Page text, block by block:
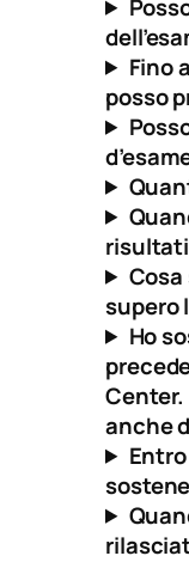
Fino
posso
risultati
supero
Ho
Center.
anche